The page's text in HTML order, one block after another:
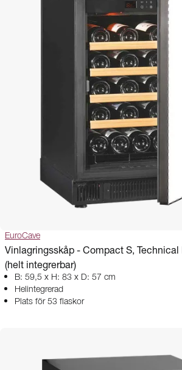
EuroCave
Vinlagringsskåp - Compact S, Technical
(helt integrerbar)
B: 59,5 x H: 83 x D: 57 cm
Helintegrerad
Plats för 53 flaskor